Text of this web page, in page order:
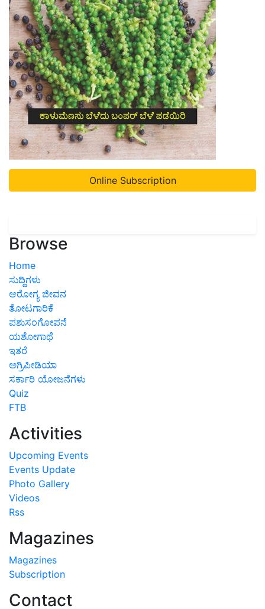
Online Subscription
Browse
Home
ಸುದ್ದಿಗಳು
ಆರೋಗ್ಯ ಜೀವನ
ತೋಟಗಾರಿಕೆ
ಪಶುಸಂಗೋಪನೆ
ಯಶೋಗಾಥೆ
ಇತರೆ
ಅಗ್ರಿಪೀಡಿಯಾ
ಸರ್ಕಾರಿ ಯೋಜನೆಗಳು
Quiz
FTB
Activities
Upcoming Events
Events Update
Photo Gallery
Videos
Rss
Magazines
Magazines
Subscription
Contact